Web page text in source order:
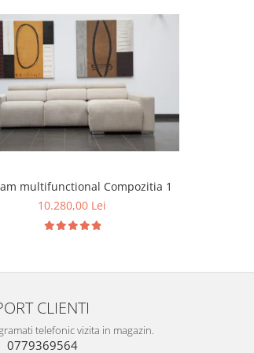
multifunctional Compozitia 1
10.280,00 Lei
CLIENTI
telefonic vizita in magazin.
0779369564